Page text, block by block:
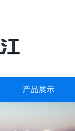
产品展示